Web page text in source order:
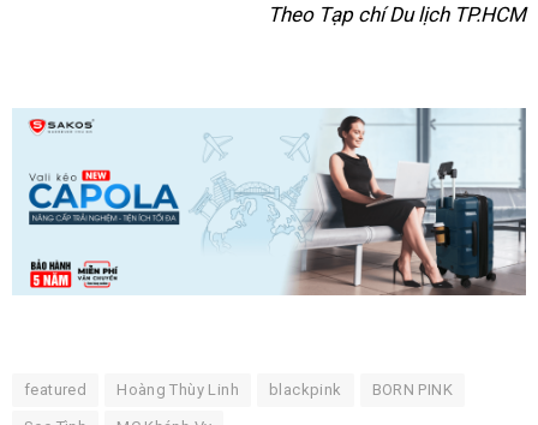
Theo Tạp chí Du lịch TP.HCM
featured Hoàng Thùy Linh blackpink BORN PINK